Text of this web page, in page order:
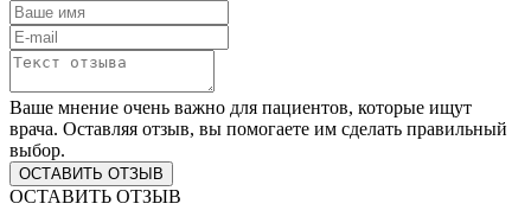
Ваше мнение очень важно для пациентов, которые ищут
врача. Оставляя отзыв, вы помогаете им сделать правильный
выбор.
ОСТАВИТЬ ОТЗЫВ